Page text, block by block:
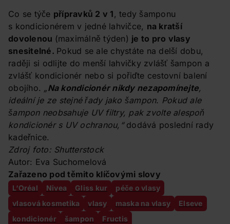
Co se týče přípravků 2 v 1, tedy šamponu
s kondicionérem v jedné lahvičce, na kratší
dovolenou (maximálně týden) je to pro vlasy
snesitelné. Pokud se ale chystáte na delší dobu,
raději si odlijte do menší lahvičky zvlášť šampon a
zvlášť kondicionér nebo si pořiďte cestovní balení
obojího. „Na kondicionér nikdy nezapomínejte,
ideální je ze stejné řady jako šampon. Pokud ale
šampon neobsahuje UV filtry, pak zvolte alespoň
kondicionér s UV ochranou,“dodává poslední rady
kadeřnice.
Zdroj foto: Shutterstock
Autor: Eva Suchomelová
Zařazeno pod těmito klíčovými slovy
L‘Oréal Nivea Gliss kur
péče o vlasy
vlasová kosmetika
vlasy maska na vlasy
Elseve
kondicionér
šampon Fructis